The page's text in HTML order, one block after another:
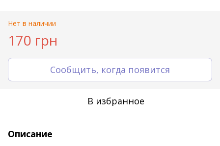
Нет в наличии
170 грн
Сообщить, когда появится
В избранное
Описание